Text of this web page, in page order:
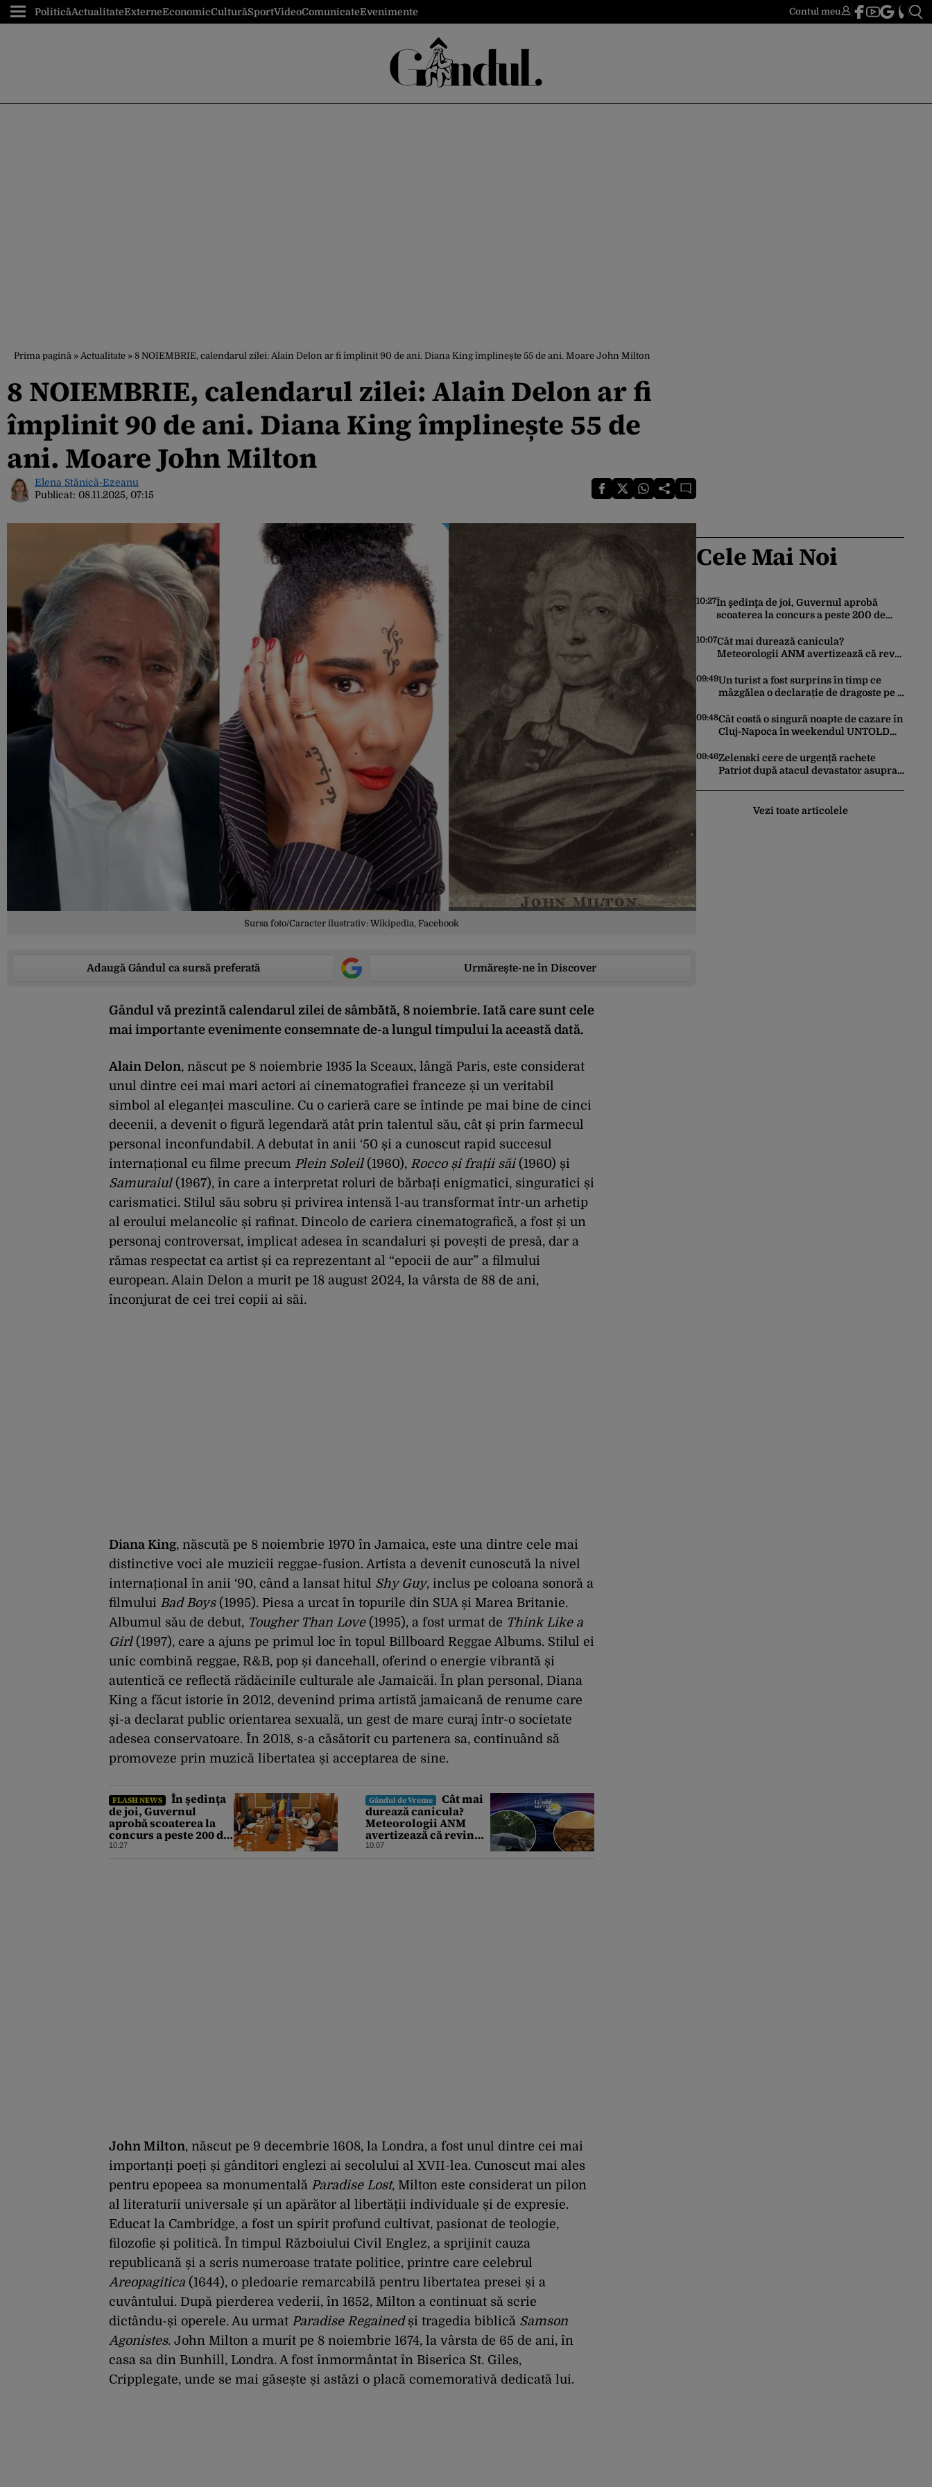
PoliticăActualitateExterneEconomicCulturăSportVideoComunicateEvenimente Contul meu
Prima pagină » Actualitate » 8 NOIEMBRIE, calendarul zilei: Alain Delon ar fi împlinit 90 de ani. Diana King împlinește 55 de ani. Moare John Milton
8 NOIEMBRIE, calendarul zilei: Alain Delon ar fi
împlinit 90 de ani. Diana King împlinește 55 de
ani. Moare John Milton
Elena Stănică-Ezeanu
Publicat: 08.11.2025, 07:15
Sursa foto/Caracter ilustrativ: Wikipedia, Facebook
Adaugă Gândul ca sursă preferată Urmărește-ne în Discover
Gândul vă prezintă calendarul zilei de sâmbătă, 8 noiembrie. Iată care sunt cele
mai importante evenimente consemnate de-a lungul timpului la această dată.
Alain Delon, născut pe 8 noiembrie 1935 la Sceaux, lângă Paris, este considerat
unul dintre cei mai mari actori ai cinematografiei franceze și un veritabil
simbol al eleganței masculine. Cu o carieră care se întinde pe mai bine de cinci
decenii, a devenit o figură legendară atât prin talentul său, cât și prin farmecul
personal inconfundabil. A debutat în anii ‘50 și a cunoscut rapid succesul
internațional cu filme precum Plein Soleil(1960), Rocco și frații săi(1960) și
Samuraiul(1967), în care a interpretat roluri de bărbați enigmatici, singuratici și
carismatici. Stilul său sobru și privirea intensă l-au transformat într-un arhetip
al eroului melancolic și rafinat. Dincolo de cariera cinematografică, a fost și un
personaj controversat, implicat adesea în scandaluri și povești de presă, dar a
rămas respectat ca artist și ca reprezentant al “epocii de aur” a filmului
european. Alain Delon a murit pe 18 august 2024, la vârsta de 88 de ani,
înconjurat de cei trei copii ai săi.
Diana King, născută pe 8 noiembrie 1970 în Jamaica, este una dintre cele mai
distinctive voci ale muzicii reggae-fusion. Artista a devenit cunoscută la nivel
internațional în anii ‘90, când a lansat hitul Shy Guy, inclus pe coloana sonoră a
filmului Bad Boys(1995). Piesa a urcat în topurile din SUA și Marea Britanie.
Albumul său de debut, Tougher Than Love(1995), a fost urmat de Think Like a
Girl(1997), care a ajuns pe primul loc în topul Billboard Reggae Albums. Stilul ei
unic combină reggae, R&B, pop și dancehall, oferind o energie vibrantă și
autentică ce reflectă rădăcinile culturale ale Jamaicăi. În plan personal, Diana
King a făcut istorie în 2012, devenind prima artistă jamaicană de renume care
şi-a declarat public orientarea sexuală, un gest de mare curaj într-o societate
adesea conservatoare. În 2018, s-a căsătorit cu partenera sa, continuând să
promoveze prin muzică libertatea și acceptarea de sine.
FLASH NEWS
În şedinţa
de joi, Guvernul
aprobă scoaterea la
concurs a peste 200 de
posturi vacante la
10:27
Gândul de Vreme
Cât mai
durează canicula?
Meteorologii ANM
avertizează că revin
vijeliile și ploile
10:07
John Milton, născut pe 9 decembrie 1608, la Londra, a fost unul dintre cei mai
importanți poeți și gânditori englezi ai secolului al XVII-lea. Cunoscut mai ales
pentru epopeea sa monumentală Paradise Lost, Milton este considerat un pilon
al literaturii universale și un apărător al libertății individuale și de expresie.
Educat la Cambridge, a fost un spirit profund cultivat, pasionat de teologie,
filozofie și politică. În timpul Războiului Civil Englez, a sprijinit cauza
republicană și a scris numeroase tratate politice, printre care celebrul
Areopagitica (1644), o pledoarie remarcabilă pentru libertatea presei și a
cuvântului. După pierderea vederii, în 1652, Milton a continuat să scrie
dictându-și operele. Au urmat Paradise Regainedși tragedia biblică Samson
Agonistes. John Milton a murit pe 8 noiembrie 1674, la vârsta de 65 de ani, în
casa sa din Bunhill, Londra. A fost înmormântat în Biserica St. Giles,
Cripplegate, unde se mai găsește și astăzi o placă comemorativă dedicată lui.
Cele Mai Noi
10:27În şedinţa de joi, Guvernul aprobă
scoaterea la concurs a peste 200 de
Transelectrica şi Hidroelectrica
10:07Cât mai durează canicula?
Meteorologii ANM avertizează că revin
zonele vizate, începând chiar de azi
09:49Un turist a fost surprins în timp ce
mâzgălea o declarație de dragoste pe o
stârnit o furtună de comentarii pe
internet
09:48Cât costă o singură noapte de cazare în
Cluj-Napoca în weekendul UNTOLD
record
09:46Zelenski cere de urgență rachete
Patriot după atacul devastator asupra
Vezi toate articolele